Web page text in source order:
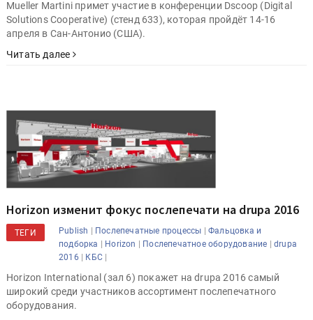
Mueller Martini примет участие в конференции Dscoop (Digital
Solutions Cooperative) (стенд 633), которая пройдёт 14-16
апреля в Сан-Антонио (США).
Читать далее
Horizon изменит фокус послепечати на drupa 2016
ТЕГИ Publish | Послепечатные процессы |Фальцовка и
подборка | Horizon | Послепечатное оборудование |drupa
2016 | КБС |
Horizon International (зал 6) покажет на drupa 2016 самый
широкий среди участников ассортимент послепечатного
оборудования.